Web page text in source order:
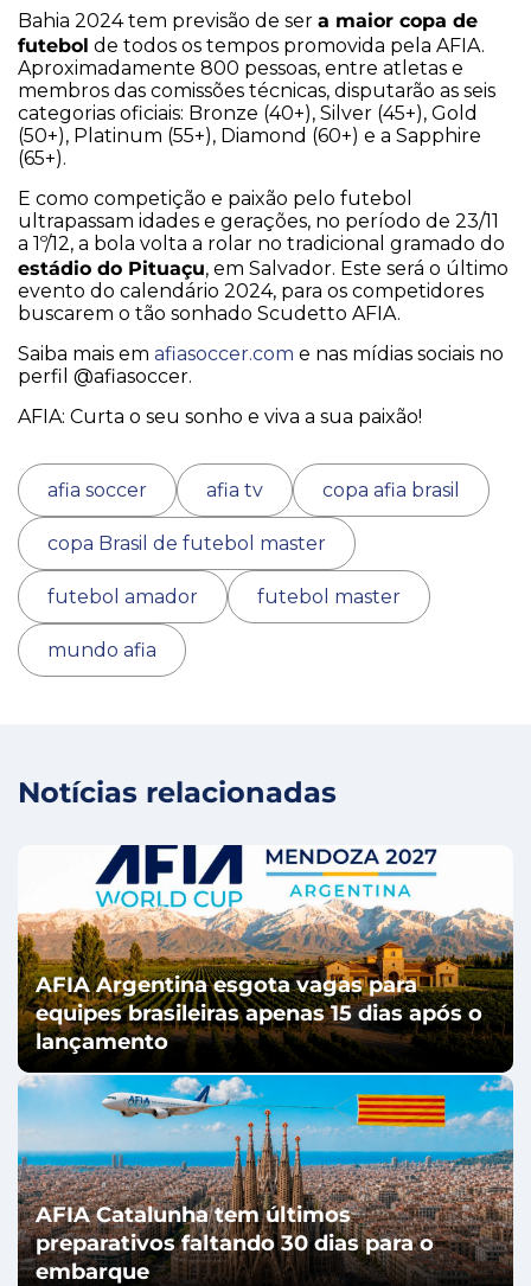
Bahia 2024 tem previsão de ser a maior copa de
futebol de todos os tempos promovida pela AFIA.
Aproximadamente 800 pessoas, entre atletas e
membros das comissões técnicas, disputarão as seis
categorias oficiais: Bronze (40+), Silver (45+), Gold
(50+), Platinum (55+), Diamond (60+) e a Sapphire
(65+).
E como competição e paixão pelo futebol
ultrapassam idades e gerações, no período de 23/11
a 1º/12, a bola volta a rolar no tradicional gramado do
estádio do Pituaçu, em Salvador. Este será o último
evento do calendário 2024, para os competidores
buscarem o tão sonhado Scudetto AFIA.
Saiba mais em afiasoccer.com e nas mídias sociais no
perfil @afiasoccer.
AFIA: Curta o seu sonho e viva a sua paixão!
afia soccer afia tv copa afia brasil
copa Brasil de futebol master
futebol amador futebol master
mundo afia
Notícias relacionadas
AFIA Argentina esgota vagas para
equipes brasileiras apenas 15 dias após o
lançamento
AFIA Catalunha tem últimos
preparativos faltando 30 dias para o
embarque